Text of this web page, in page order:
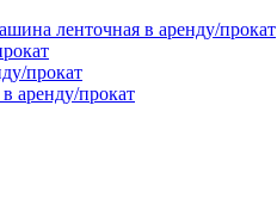
ленточная в аренду/прокат
прокат
аренду/прокат